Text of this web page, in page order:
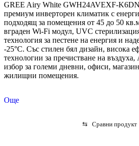
GREE Airy White GWH24AVEXF-
премиум инверторен климатик с
подходящ за помещения от 45 до 50
вграден Wi-Fi модул, UVC
технология за пестене на енергия и
-25°C. Със стилен бял дизайн, висока
технологии за пречистване на
избор за големи дневни, офиси,
жилищни помещения.
Още
⇆ Сравни продукт